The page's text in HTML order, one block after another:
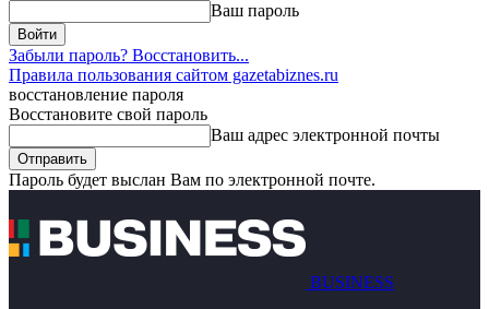
Ваш пароль
Забыли пароль? Восстановить...
Правила пользования сайтом gazetabiznes.ru
восстановление пароля
Восстановите свой пароль
Ваш адрес электронной почты
Пароль будет выслан Вам по электронной почте.
BUSINESS